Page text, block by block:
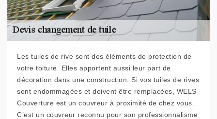
Les tuiles de rive sont des éléments de protection de
votre toiture. Elles apportent aussi leur part de
décoration dans une construction. Si vos tuiles de rives
sont endommagées et doivent être remplacées, WELS
Couverture est un couvreur à proximité de chez vous.
C’est un couvreur reconnu pour son professionnalisme